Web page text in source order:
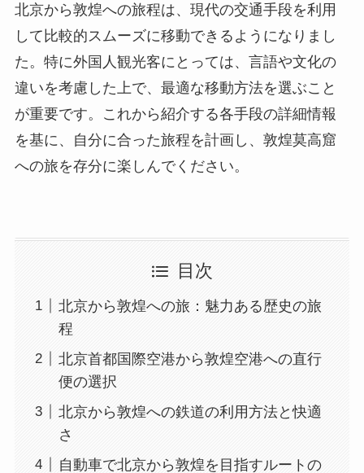
北京から敦煌への旅程は、現代の交通手段を利用
して比較的スムーズに移動できるようになりまし
た。特に外国人観光客にとっては、言語や文化の
違いを考慮した上で、最適な移動方法を選ぶこと
が重要です。これから紹介する各手段の詳細情報
を基に、自分に合った旅程を計画し、敦煌莫高窟
への旅を存分に楽しんでください。
目次
北京から敦煌への旅：魅力ある歴史の旅
程
北京首都国際空港から敦煌空港への直行
便の選択
北京から敦煌への鉄道の利用方法と快適
さ
自動車で北京から敦煌を目指すルートの